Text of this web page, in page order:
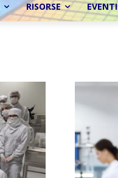
RISORSE EVENTI